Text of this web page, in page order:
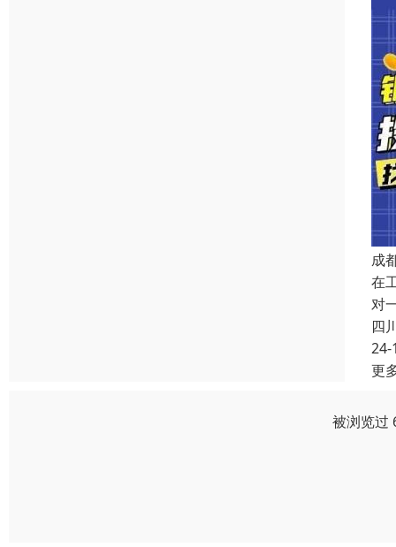
成
在
对
四
24-
更
被浏览过